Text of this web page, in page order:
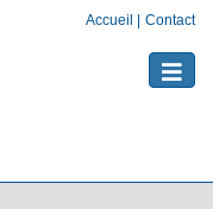
Accueil Contact
Toggle